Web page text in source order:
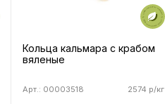
Кольца кальмара с крабом
вяленые
2574 р/кг
Арт.: 00003518